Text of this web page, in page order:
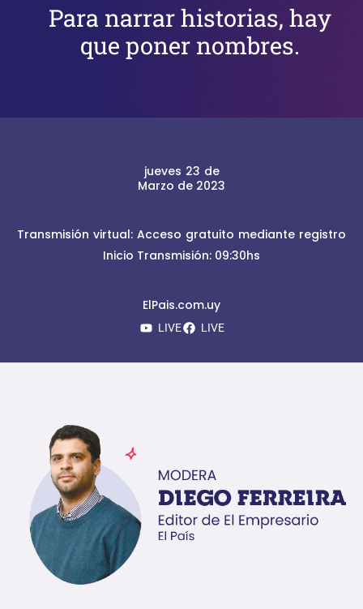
Para narrar historias, hay
que poner nombres.
jueves 23 de
Marzo de 2023
Transmisión virtual: Acceso gratuito mediante registro
Inicio Transmisión: 09:30hs
ElPais.com.uy
LIVE LIVE